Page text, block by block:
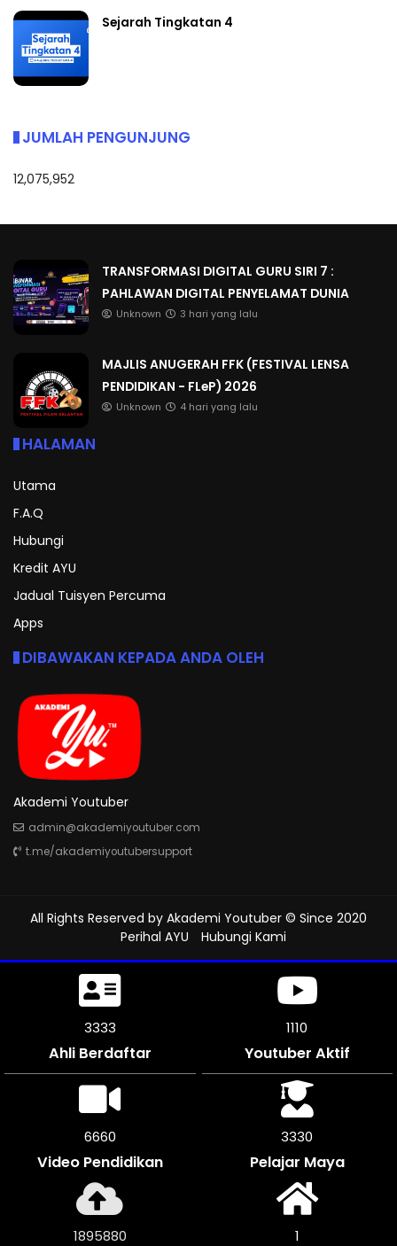
Sejarah Tingkatan 4
JUMLAH PENGUNJUNG
12,075,952
TRANSFORMASI DIGITAL GURU SIRI 7 :
PAHLAWAN DIGITAL PENYELAMAT DUNIA
Unknown 3 hari yang lalu
MAJLIS ANUGERAH FFK (FESTIVAL LENSA
PENDIDIKAN - FLeP) 2026
Unknown 4 hari yang lalu
HALAMAN
Utama
F.A.Q
Hubungi
Kredit AYU
Jadual Tuisyen Percuma
Apps
DIBAWAKAN KEPADA ANDA OLEH
Akademi Youtuber
admin@akademiyoutuber.com
t.me/akademiyoutubersupport
All Rights Reserved by Akademi Youtuber © Since 2020
Perihal AYU
Hubungi Kami
3816
Ahli Berdaftar
1272
Youtuber Aktif
7632
Video Pendidikan
3816
Pelajar Maya
2170868 1